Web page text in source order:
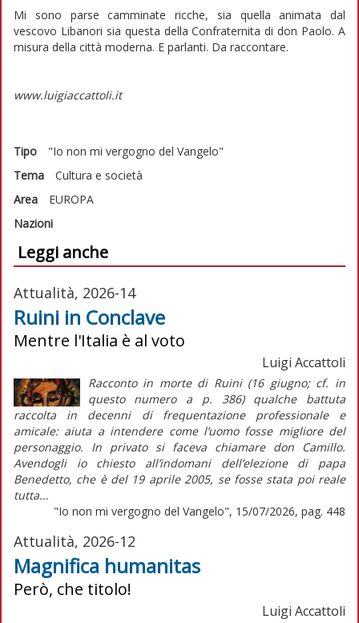
Mi sono parse camminate ricche, sia quella animata dal
vescovo Libanori sia questa della Confraternita di don Paolo. A
misura della città moderna. E parlanti. Da raccontare.
www.luigiaccattoli.it
Tipo
"Io non mi vergogno del Vangelo"
Tema
Cultura e società
Area
EUROPA
Nazioni
Leggi anche
Attualità, 2026-14
Ruini in Conclave
Mentre l'Italia è al voto
Luigi Accattoli
Racconto in morte di Ruini (16 giugno; cf. in
questo numero a p. 386) qualche battuta
raccolta in decenni di frequentazione professionale e
amicale: aiuta a intendere come l’uomo fosse migliore del
personaggio. In privato si faceva chiamare don Camillo.
Avendogli io chiesto all’indomani dell’elezione di papa
Benedetto, che è del 19 aprile 2005, se fosse stata poi reale
tutta...
"Io non mi vergogno del Vangelo", 15/07/2026, pag. 448
Attualità, 2026-12
Magnifica humanitas
Però, che titolo!
Luigi Accattoli